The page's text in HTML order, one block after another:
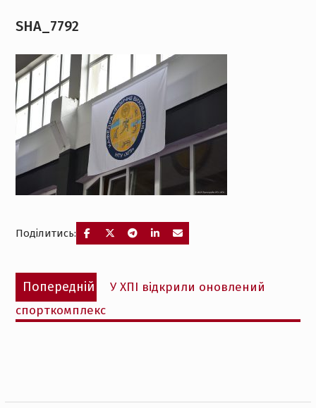
SHA_7792
Поділитись:
Навігація
записів
Попередній
Попередній
запис:
У ХПІ відкрили оновлений
спорткомплекс